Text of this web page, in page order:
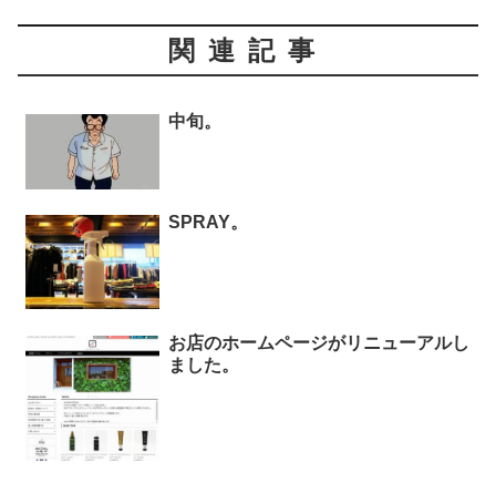
関連記事
中旬。
SPRAY。
お店のホームページがリニューアルし
ました。